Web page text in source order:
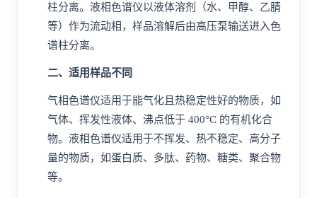
柱分离。液相色谱仪以液体溶剂（水、 甲醇、乙腈
等）作为流动相，样品溶解后由高压泵输送进入色
谱柱分离。
二、适用样品不同
气相色谱仪适用于能气化且热稳定性好的物质，如
气体、 挥发性液体、沸点低于 400°C 的有机化合
物。液相色谱仪适用于不挥发、热不稳定、 高分子
量的物质，如蛋白质、多肽、药物、 糖类、聚合物
等。